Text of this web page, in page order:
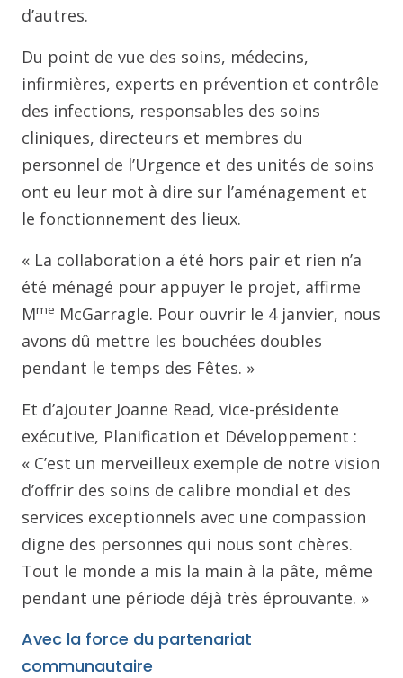
d’autres.
Du point de vue des soins, médecins,
infirmières, experts en prévention et contrôle
des infections, responsables des soins
cliniques, directeurs et membres du
personnel de l’Urgence et des unités de soins
ont eu leur mot à dire sur l’aménagement et
le fonctionnement des lieux.
« La collaboration a été hors pair et rien n’a
été ménagé pour appuyer le projet, affirme
Mme McGarragle. Pour ouvrir le 4 janvier, nous
avons dû mettre les bouchées doubles
pendant le temps des Fêtes. »
Et d’ajouter Joanne Read, vice-présidente
exécutive, Planification et Développement :
« C’est un merveilleux exemple de notre vision
d’offrir des soins de calibre mondial et des
services exceptionnels avec une compassion
digne des personnes qui nous sont chères.
Tout le monde a mis la main à la pâte, même
pendant une période déjà très éprouvante. »
Avec la force du partenariat
communautaire